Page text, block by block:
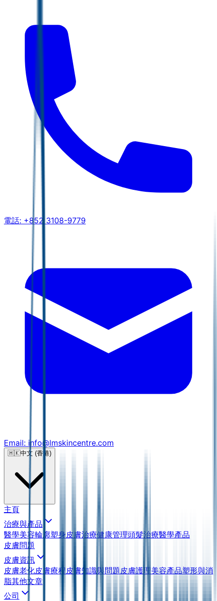
電話: +852 3108-9779
Email: info@lmskincentre.com
🇭🇰中文 (香港)
主頁
治療與產品
醫學美容輪廓塑身皮膚治療健康管理頭髮治療醫學產品
皮膚問題
皮膚資訊
皮膚老化皮膚療程皮膚知識與問題皮膚護理美容產品塑形與消
脂其他文章
公司